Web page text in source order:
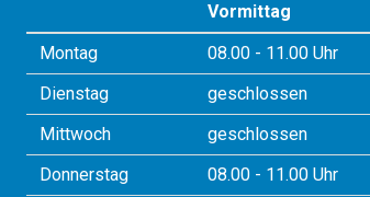
Vormittag
Montag
08.00 - 11.00 Uhr
Dienstag
geschlossen
Mittwoch
geschlossen
Donnerstag
08.00 - 11.00 Uhr